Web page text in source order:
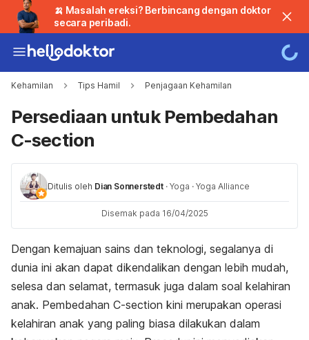
🍌 Masalah ereksi? Berbincang dengan doktor
secara peribadi.
Kehamilan Tips Hamil Penjagaan Kehamilan
Persediaan untuk Pembedahan
C-section
Ditulis oleh Dian Sonnerstedt · Yoga · Yoga Alliance
Disemak pada 16/04/2025
Dengan kemajuan sains dan teknologi, segalanya di
dunia ini akan dapat dikendalikan dengan lebih mudah,
selesa dan selamat, termasuk juga dalam soal kelahiran
anak. Pembedahan C-section kini merupakan operasi
kelahiran anak yang paling biasa dilakukan dalam